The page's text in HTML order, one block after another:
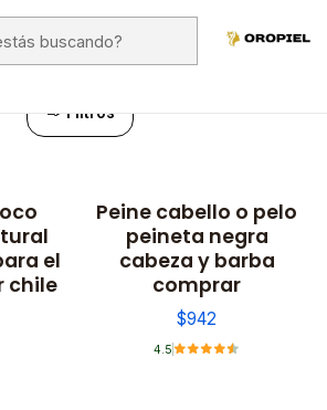
Cabello
Filtros
el
chile
Peine cabello o pelo
peineta negra
cabeza y barba
comprar
$942
4.5